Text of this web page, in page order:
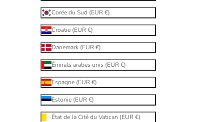
Corée du Sud (EUR €)
Croatie (EUR €)
Danemark (EUR €)
Émirats arabes unis (EUR €)
Espagne (EUR €)
Estonie (EUR €)
État de la Cité du Vatican (EUR €)